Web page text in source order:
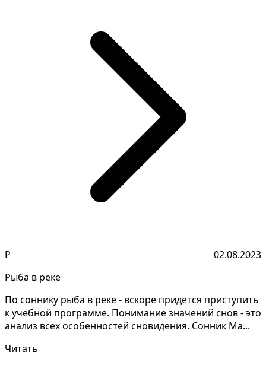
Р
02.08.2023
Рыба в реке
По соннику рыба в реке - вскоре придется приступить
к учебной программе. Понимание значений снов - это
анализ всех особенностей сновидения. Сонник Ма...
Читать